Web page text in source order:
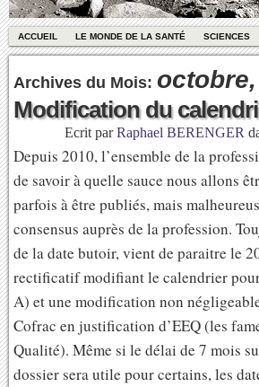
ACCUEIL LE MONDE DE LA SANTÉ SCIENCES
Archives du Mois:
Modification du
Ecrit parRaphael BERENGER
Depuis 2010, l’ensemble de la
de savoir à quelle sauce nous allons
parfois à être publiés, mais
consensus auprès de la profession.
de la date butoir, vient de paraitre le
rectificatif modifiant le calendrier
A) et une modification non
Cofrac en justification d’EEQ (les
Qualité). Même si le délai de 7 mois
dossier sera utile pour certains, les